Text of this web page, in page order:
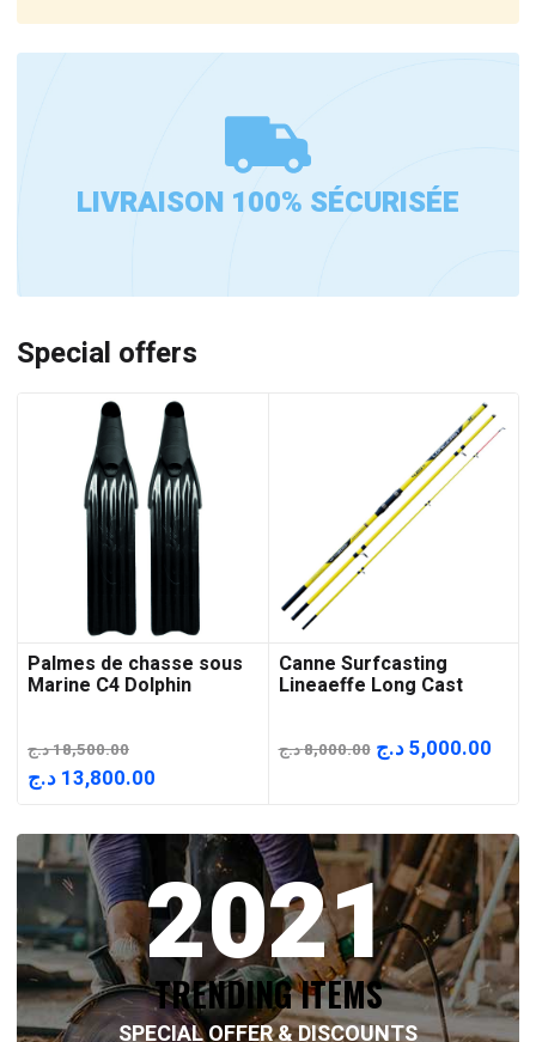
LIVRAISON 100% SÉCURISÉE
Special offers
Palmes de chasse sous
Marine C4 Dolphin
18,500.00د.ج
Le
initial
était :
18,500.00 د.ج.
13,800.00 د.ج
actuel
est :
13,800.00 د.ج.
Canne Surfcasting
Lineaeffe Long Cast
8,000.00د.ج
Le
était :
8,000.00 د.ج.
5,000.00د.ج
Le
est :
2021
TRENDING ITEMS
SPECIAL OFFER & DISCOUNTS